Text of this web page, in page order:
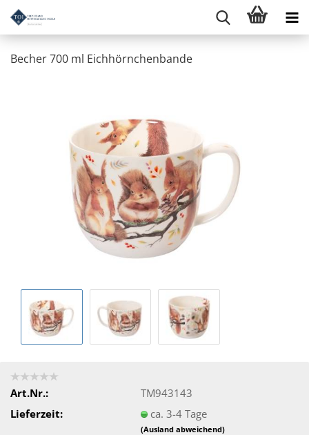
Becher 700 ml Eichhörnchenbande
Art.Nr.:
TM943143
Lieferzeit:
ca. 3-4 Tage
(Ausland abweichend)